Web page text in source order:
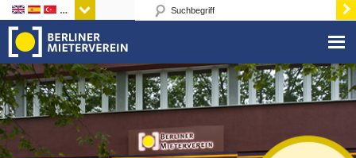
Sprachen